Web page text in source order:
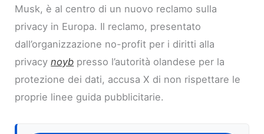
Musk, è al centro di un nuovo reclamo sulla
privacy in Europa. Il reclamo, presentato
dall’organizzazione no-profit per i diritti alla
privacynoyb presso l’autorità olandese per la
protezione dei dati, accusa X di non rispettare le
proprie linee guida pubblicitarie.